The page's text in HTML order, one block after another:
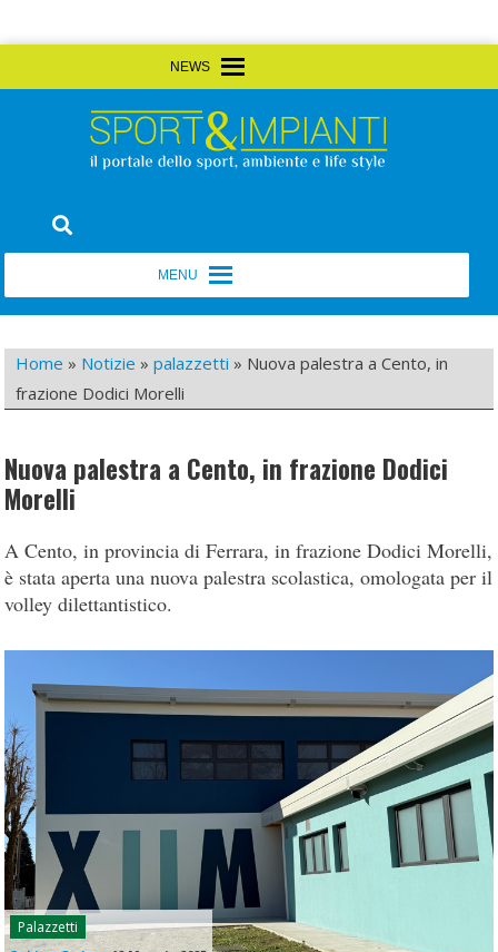
to
Sport&Impianti
Home » Notizie »palazzetti » Nuova palestra a Cento, in
frazione Dodici Morelli
Nuova palestra a Cento, in frazione Dodici
Morelli
A Cento, in provincia di Ferrara, in frazione Dodici Morelli,
è stata aperta una nuova palestra scolastica, omologata per il
volley dilettantistico.
Palazzetti